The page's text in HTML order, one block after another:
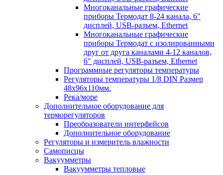
Многоканальные графические
приборы Термодат 8-24 канала, 6"
дисплей, USB-разъем, Ethernet
Многоканальные графические
приборы Термодат с изолированными
друг от друга каналами 4-12 каналов,
6" дисплей, USB-разъем, Ethernet
Программные регуляторы температуры
Регуляторы температуры 1/8 DIN Размер
48х96х110мм.
Река/море
Дополнительное оборудование для
терморегуляторов
Преобразователи интерфейсов
Дополнительное оборудование
Регуляторы и измеритель влажности
Самописцы
Вакуумметры
Вакуумметры тепловые